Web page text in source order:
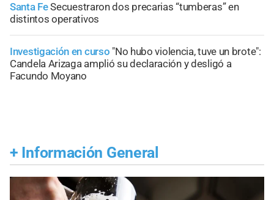
Santa FeSecuestraron dos precarias “tumberas” en
distintos operativos
Investigación en curso "No hubo violencia, tuve un brote":
Candela Arizaga amplió su declaración y desligó a
Facundo Moyano
+ Información General